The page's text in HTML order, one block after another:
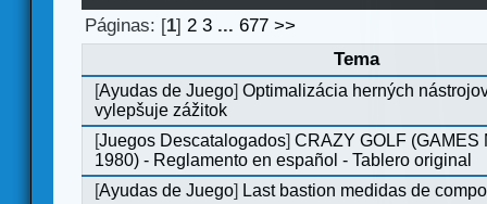
Páginas: [1]2 3 ...677 >>
Tema
[Ayudas de Juego]Optimalizácia herných
vylepšuje zážitok
[Juegos Descatalogados]CRAZY GOLF (GAMES
1980) - Reglamento en español - Tablero original
[Ayudas de Juego] Last bastion medidas de